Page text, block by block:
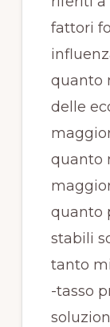
fattori
quanto
delle
quanto
quanto
stabili
tanto
-tasso